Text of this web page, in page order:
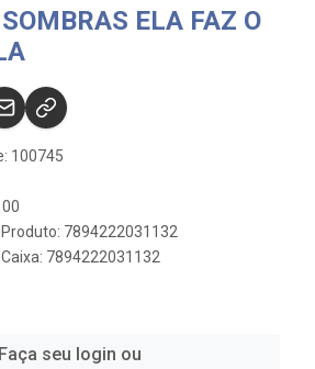
ELA FAZ O
100745
7894222031132
7894222031132
Faça seu login ou